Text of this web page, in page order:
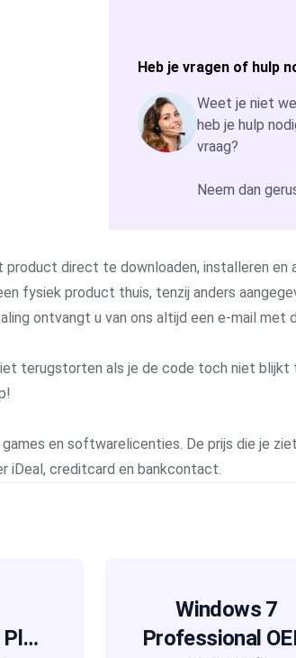
Heb je vragen of hulp
Weet je niet
heb je hulp
vraag?
Neem dan
direct te downloaden, installeren
fysiek product thuis, tenzij anders
ontvangt u van ons altijd een e-mail
terugstorten als je de code toch niet
en softwarelicenties. De prijs die je
iDeal, creditcard en bankcontact.
Windows 7
Professional